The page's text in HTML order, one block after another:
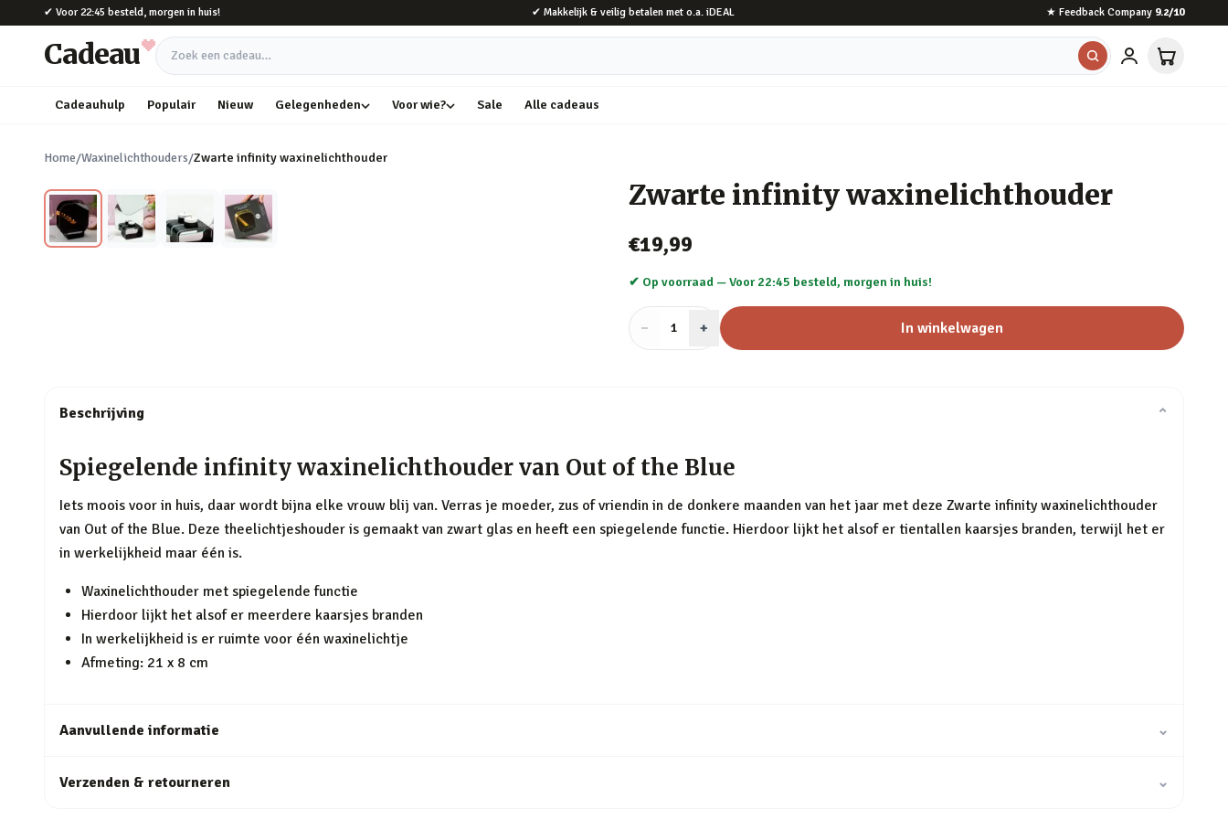
Naar hoofdinhoud
✔ Voor 22:45 besteld, morgen in huis! ✔ Makkelijk & veilig betalen met o.a. iDEAL ★ Feedback Company 9.2/10
Cadeau Zoek een cadeau
Cadeauhulp Populair Nieuw Gelegenheden Voor wie? Sale Alle cadeaus
Home/Waxinelichthouders/Zwarte infinity waxinelichthouder
Zwarte infinity waxinelichthouder
€19,99
✔ Op voorraad —Voor 22:45 besteld, morgen in huis!
− Aantal
1 + In winkelwagen
Beschrijving ⌄
Spiegelende infinity waxinelichthouder van Out of the Blue
Iets moois voor in huis, daar wordt bijna elke vrouw blij van. Verras je moeder, zus of vriendin in de donkere maanden van het jaar met deze Zwarte infinity waxinelichthouder
van Out of the Blue. Deze theelichtjeshouder is gemaakt van zwart glas en heeft een spiegelende functie. Hierdoor lijkt het alsof er tientallen kaarsjes branden, terwijl het er
in werkelijkheid maar één is.
Waxinelichthouder met spiegelende functie
Hierdoor lijkt het alsof er meerdere kaarsjes branden
In werkelijkheid is er ruimte voor één waxinelichtje
Afmeting: 21 x 8 cm
Aanvullende informatie ⌄
Verzenden & retourneren ⌄